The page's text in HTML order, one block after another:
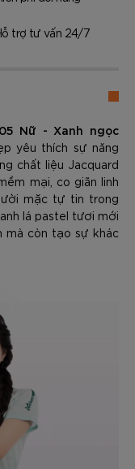
trợ tư vấn 24/7
Nữ - Xanh ngọc
yêu thích sự năng
chất liệu Jacquard
mại, co giãn linh
mặc tự tin trong
lá pastel tươi mới
mà còn tạo sự khác